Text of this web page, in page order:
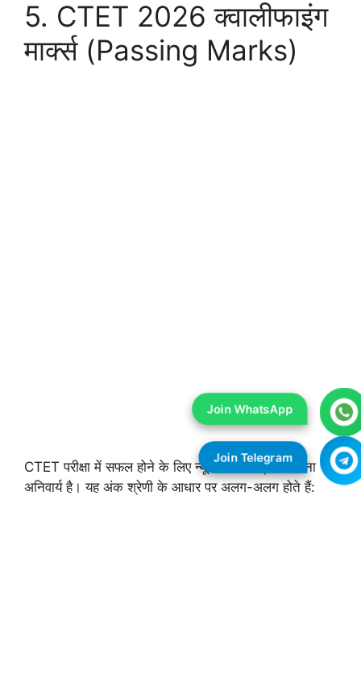
5. CTET 2026 क्वालीफाइंग
मार्क्स (Passing Marks)
CTET परीक्षा में सफल होने के लिए न्यूनतम अंक प्राप्त करना
अनिवार्य है। यह अंक श्रेणी के आधार पर अलग-अलग होते हैं: